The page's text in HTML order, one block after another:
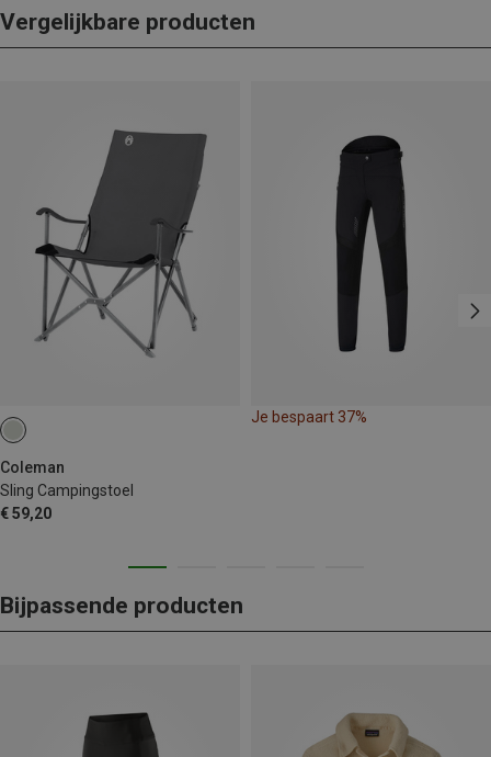
Vergelijkbare producten
Coleman
Sling Campingstoel
€ 59,20
Je bespaart 37%
Bijpassende producten